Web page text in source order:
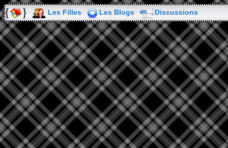
Les Filles Les Blogs Discussions